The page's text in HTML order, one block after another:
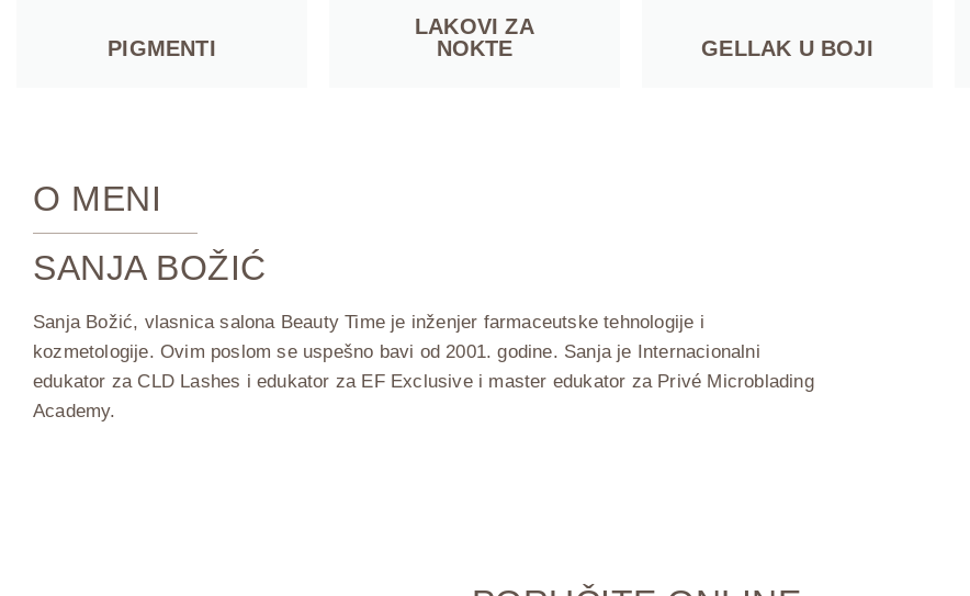
PIGMENTI
LAKOVI ZA
NOKTE
GELLAK U BOJI
O MENI
SANJA BOŽIĆ
Sanja Božić, vlasnica salona Beauty Time je inženjer farmaceutske tehnologije i
kozmetologije. Ovim poslom se uspešno bavi od 2001. godine. Sanja je Internacionalni
edukator za CLD Lashes i edukator za EF Exclusive i master edukator za Privé Microblading
Academy.